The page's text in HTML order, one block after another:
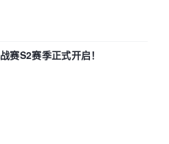
赛S2赛季正式开启！